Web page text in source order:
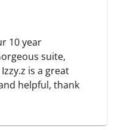
10 year
suite,
is a great
helpful, thank